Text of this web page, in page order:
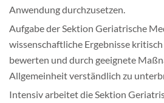
Anwendung durchzusetzen.
Aufgabe der Sektion Geriatrische
wissenschaftliche Ergebnisse
bewerten und durch geeignete
Allgemeinheit verständlich zu
Intensiv arbeitet die Sektion